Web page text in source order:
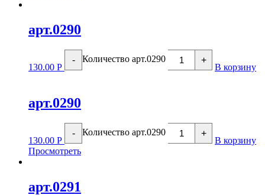
арт.0290
130.00 Р
- Количество арт.0290 +
В корзину
арт.0290
130.00 Р
- Количество арт.0290 +
В корзину
Просмотреть
арт.0291